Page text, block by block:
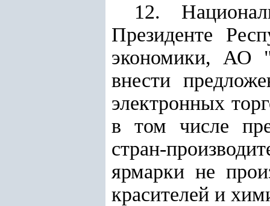
12.
Президенте
экономики, АО
внести
электронных
в том числе
стран-
ярмарки не
красителей и